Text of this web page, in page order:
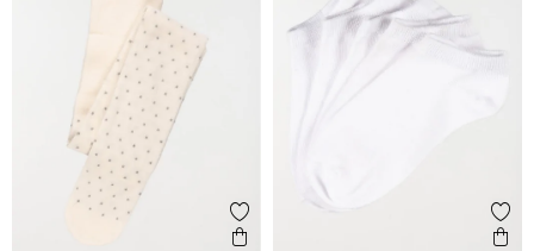
Ajouter aux favoris
Aperçu rapide